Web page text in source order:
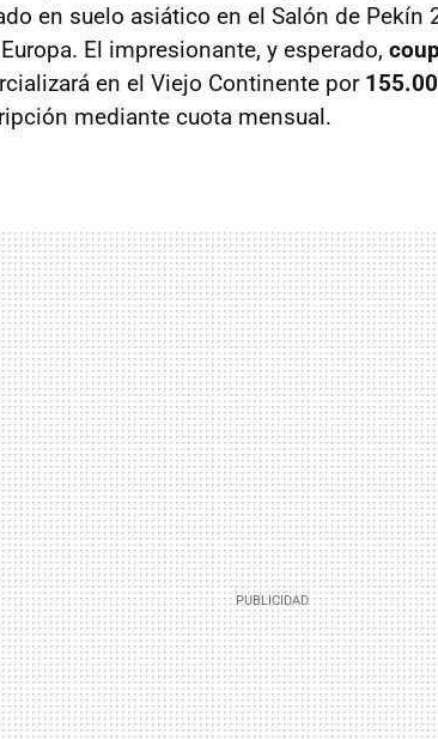
en suelo asiático en el Salón de Pekín
El impresionante, y esperado,
en el Viejo Continente por
mediante cuota mensual.